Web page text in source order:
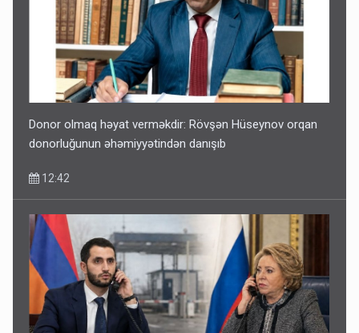
Donor olmaq həyat verməkdir: Rövşən Hüseynov orqan
donorluğunun əhəmiyyətindən danışıb
12:42